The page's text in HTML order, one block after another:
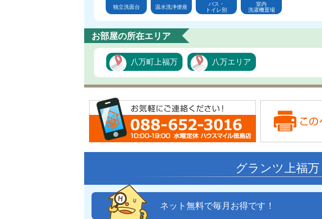
独立洗面台 温水洗浄便座
バス・
トイレ別
室内
洗濯機置場
お部屋の所在エリア
八万町上福万 八万エリア
グランツ上福万
ネット無料で毎月お得です！